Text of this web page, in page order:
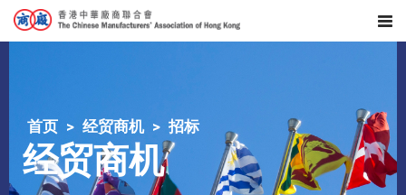
首页 经贸商机 招标
经贸商机